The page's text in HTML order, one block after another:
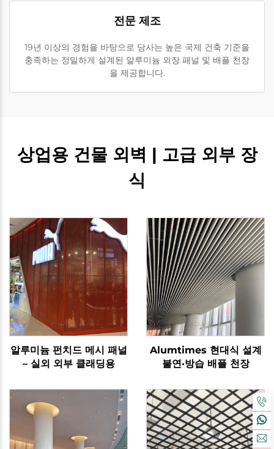
전문 제조
19년 이상의 경험을 바탕으로 당사는 높은 국제 건축 기준을
충족하는 정밀하게 설계된 알루미늄 외장 패널 및 배플 천장
을 제공합니다.
상업용 건물 외벽 | 고급 외부 장
식
알루미늄 펀치드 메시 패널
– 실외 외부 클래딩용
Alumtimes 현대식 설계
불연·방습 배플 천장